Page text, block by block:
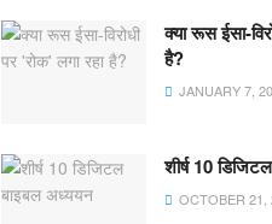
क्या रूस ईसा-
है?
JANUARY 7,
शीर्ष 10
OCTOBER 21,